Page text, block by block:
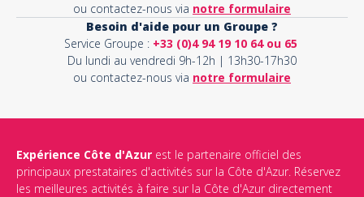
ou contactez-nous via notre formulaire
Besoin d'aide pour un Groupe ?
Service Groupe : +33 (0)4 94 19 10 64 ou 65
Du lundi au vendredi 9h-12h | 13h30-17h30
ou contactez-nous via notre formulaire
Expérience Côte d'Azur est le partenaire officiel des
principaux prestataires d'activités sur la Côte d'Azur. Réservez
les meilleures activités à faire sur la Côte d'Azur directement